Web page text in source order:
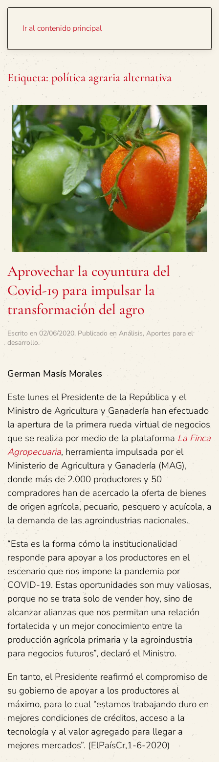
Ir al contenido principal
Etiqueta: política agraria alternativa
Aprovechar la coyuntura del
Covid-19 para impulsar la
transformación del agro
Escrito en 02/06/2020. Publicado en Análisis, Aportes para el
desarrollo.
German Masís Morales
Este lunes el Presidente de la República y el
Ministro de Agricultura y Ganadería han efectuado
la apertura de la primera rueda virtual de negocios
que se realiza por medio de la plataforma La Finca
Agropecuaria, herramienta impulsada por el
Ministerio de Agricultura y Ganadería (MAG),
donde más de 2.000 productores y 50
compradores han de acercado la oferta de bienes
de origen agrícola, pecuario, pesquero y acuícola, a
la demanda de las agroindustrias nacionales.
“Esta es la forma cómo la institucionalidad
responde para apoyar a los productores en el
escenario que nos impone la pandemia por
COVID-19. Estas oportunidades son muy valiosas,
porque no se trata solo de vender hoy, sino de
alcanzar alianzas que nos permitan una relación
fortalecida y un mejor conocimiento entre la
producción agrícola primaria y la agroindustria
para negocios futuros”, declaró el Ministro.
En tanto, el Presidente reafirmó el compromiso de
su gobierno de apoyar a los productores al
máximo, para lo cual “estamos trabajando duro en
mejores condiciones de créditos, acceso a la
tecnología y al valor agregado para llegar a
mejores mercados”. (ElPaísCr,1-6-2020)